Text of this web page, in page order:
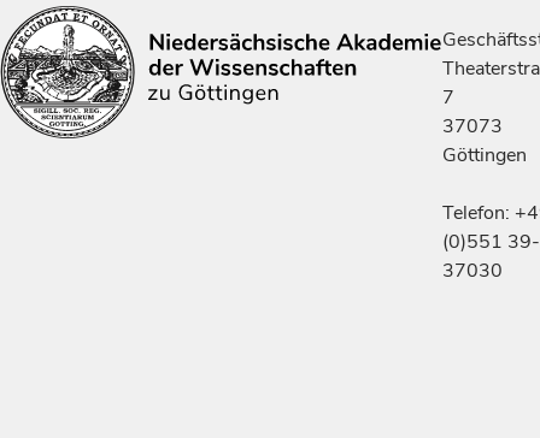
7
37073
Göttingen
Telefon:
(0)551 39-
37030